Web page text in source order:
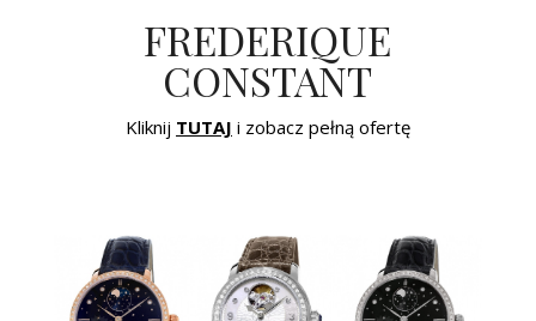
FREDERIQUE
CONSTANT
Kliknij TUTAJ i zobacz pełną ofertę